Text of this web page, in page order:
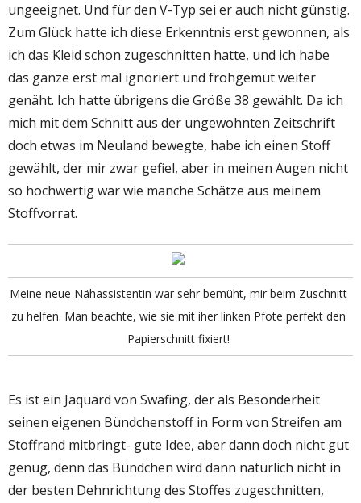
ungeeignet. Und für den V-Typ sei er auch nicht günstig.
Zum Glück hatte ich diese Erkenntnis erst gewonnen, als
ich das Kleid schon zugeschnitten hatte, und ich habe
das ganze erst mal ignoriert und frohgemut weiter
genäht. Ich hatte übrigens die Größe 38 gewählt. Da ich
mich mit dem Schnitt aus der ungewohnten Zeitschrift
doch etwas im Neuland bewegte, habe ich einen Stoff
gewählt, der mir zwar gefiel, aber in meinen Augen nicht
so hochwertig war wie manche Schätze aus meinem
Stoffvorrat.
Meine neue Nähassistentin war sehr bemüht, mir beim Zuschnitt
zu helfen. Man beachte, wie sie mit iher linken Pfote perfekt den
Papierschnitt fixiert!
Es ist ein Jaquard von Swafing, der als Besonderheit
seinen eigenen Bündchenstoff in Form von Streifen am
Stoffrand mitbringt- gute Idee, aber dann doch nicht gut
genug, denn das Bündchen wird dann natürlich nicht in
der besten Dehnrichtung des Stoffes zugeschnitten,